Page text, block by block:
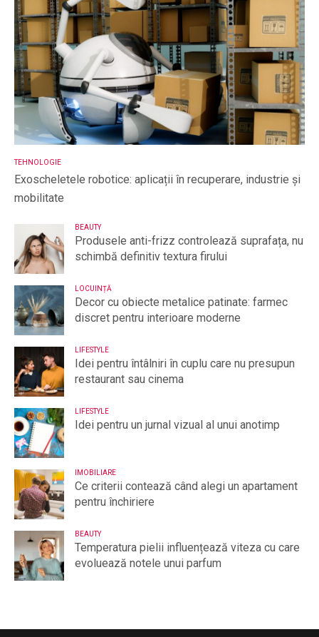
TEHNOLOGIE
Exoscheletele robotice: aplicații în recuperare, industrie și
mobilitate
BEAUTY
Produsele anti-frizz controlează suprafața, nu
schimbă definitiv textura firului
LOCUINȚĂ
Decor cu obiecte metalice patinate: farmec
discret pentru interioare moderne
LIFESTYLE
Idei pentru întâlniri în cuplu care nu presupun
restaurant sau cinema
LIFESTYLE
Idei pentru un jurnal vizual al unui anotimp
IMOBILIARE
Ce criterii contează când alegi un apartament
pentru închiriere
BEAUTY
Temperatura pielii influențează viteza cu care
evoluează notele unui parfum